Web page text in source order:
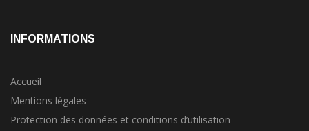
INFORMATIONS
Accueil
Mentions légales
Protection des données et conditions d’utilisation